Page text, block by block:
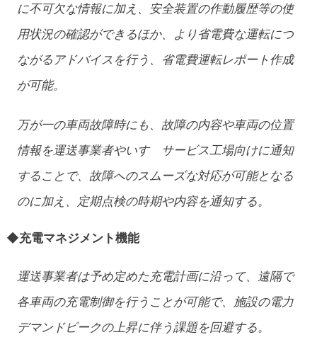
に不可欠な情報に加え、安全装置の作動履歴等の使
用状況の確認ができるほか、より省電費な運転につ
ながるアドバイスを行う、省電費運転レポート作成
が可能。
万が一の車両故障時にも、故障の内容や車両の位置
情報を運送事業者やいすゞサービス工場向けに通知
することで、故障へのスムーズな対応が可能となる
のに加え、定期点検の時期や内容を通知する。
◆充電マネジメント機能
運送事業者は予め定めた充電計画に沿って、遠隔で
各車両の充電制御を行うことが可能で、施設の電力
デマンドピークの上昇に伴う課題を回避する。